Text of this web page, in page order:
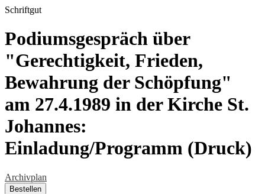
Schriftgut
Podiumsgespräch über
"Gerechtigkeit, Frieden,
Bewahrung der Schöpfung"
am 27.4.1989 in der Kirche St.
Johannes:
Einladung/Programm (Druck)
Archivplan
Bestellen